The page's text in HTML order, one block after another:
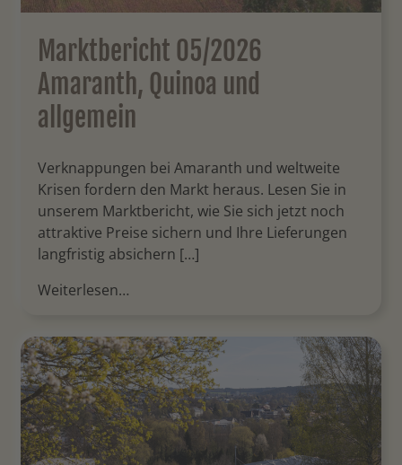
Marktbericht 05/2026
Amaranth, Quinoa und
allgemein
Verknappungen bei Amaranth und weltweite
Krisen fordern den Markt heraus. Lesen Sie in
unserem Marktbericht, wie Sie sich jetzt noch
attraktive Preise sichern und Ihre Lieferungen
langfristig absichern […]
Weiterlesen…